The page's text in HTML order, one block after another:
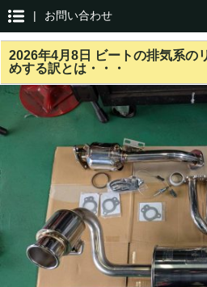
| お問い合わせ
2026年4月8日 ビートの排気系の
めする訳とは・・・